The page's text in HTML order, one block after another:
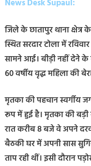
News Desk Supaul:
जिले के छातापुर थाना क्षेत्र
स्थित सरदार टोला में
सामने आई। बीड़ी नहीं देने
60 वर्षीय वृद्ध महिला की
मृतका की पहचान स्वर्गीय
रूप में हुई है। मृतका की बड़ी
रात करीब 8 बजे वे अपने
बैठकी घर में अपनी सास
ताप रही थीं। इसी दौरान